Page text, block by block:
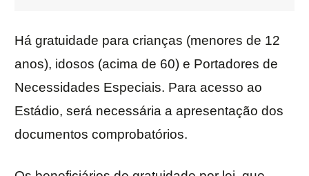
Há gratuidade para crianças (menores de 12
anos), idosos (acima de 60) e Portadores de
Necessidades Especiais. Para acesso ao
Estádio, será necessária a apresentação dos
documentos comprobatórios.